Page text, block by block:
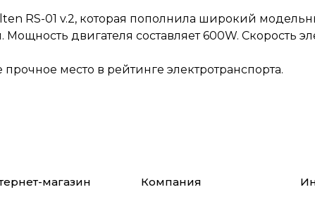
RS-01 v.2, которая пополнила широкий
двигателя составляет 600W. Скорость
место в рейтинге электротранспорта.
магазин Компания